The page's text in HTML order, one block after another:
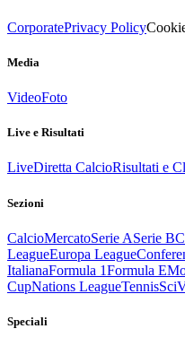
CorporatePrivacy Policy
Media
VideoFoto
Live e Risultati
LiveDiretta CalcioRisultati e
Sezioni
CalcioMercatoSerie ASerie B
LeagueEuropa League
ItalianaFormula 1Formula E
CupNations LeagueTennisSci
Speciali